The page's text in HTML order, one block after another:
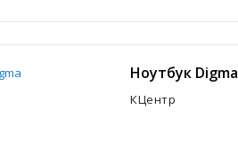
Ноутбук Digma
КЦентр